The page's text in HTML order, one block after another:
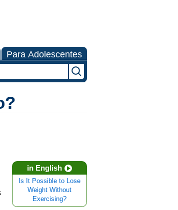
Para Adolescentes
in English
Is It Possible to Lose
Weight Without
Exercising?